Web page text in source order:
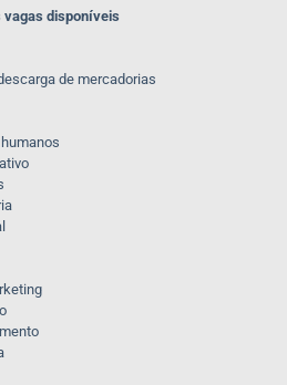
vagas disponíveis
de mercadorias